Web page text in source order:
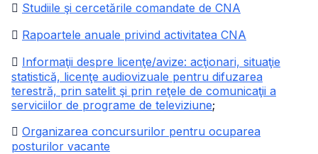
 Studiile şi cercetările comandate de CNA
 Rapoartele anuale privind activitatea CNA
 Informaţii despre licenţe/avize: acţionari, situaţie
statistică, licenţe audiovizuale pentru difuzarea
terestră, prin satelit şi prin reţele de comunicaţii a
serviciilor de programe de televiziune;
 Organizarea concursurilor pentru ocuparea
posturilor vacante